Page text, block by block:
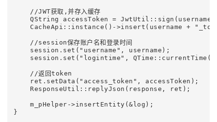
    //JWT获取,并存入缓存
QString accessToken =
CacheApi::instance()->insert(username +
    //session保存账户名和登录时间
    session.set("username", username);
session.set("logintime",
    //返回token
    ret.setData("access_token", accessToken);
    ResponseUtil::replyJson(response, ret);
    m_pHelper->insertEntity(&log);
}